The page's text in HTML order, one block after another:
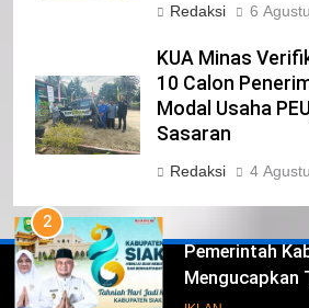
Redaksi 6
KUA Minas
10 Calon
Modal Usaha
Sasaran
Redaksi 4
Iklan
DKI JAKARTA
IKLAN
1
Pimpinan
Kabupaten
IKLAN
2
Pemerintah
Mengucapkan
26 Kabupaten